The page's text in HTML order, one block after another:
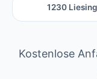
1230 Liesing
Kostenlose